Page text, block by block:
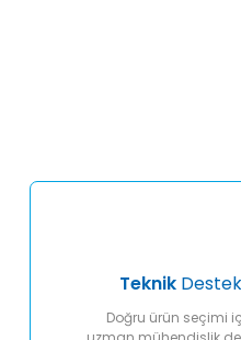
Teknik Destek
Doğru ürün seçimi